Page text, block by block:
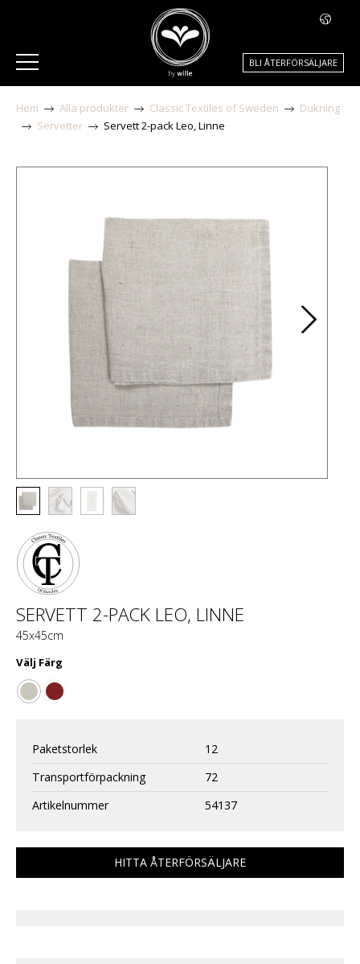
BLI ÅTERFÖRSÄLJARE
Hem Alla produkter Classic Textiles of Sweden
Dukning
Servetter
Servett 2-pack Leo, Linne
SERVETT 2-PACK LEO, LINNE
45x45cm
Välj Färg
Paketstorlek
12
Transportförpackning
72
Artikelnummer
54137
HITTA ÅTERFÖRSÄLJARE